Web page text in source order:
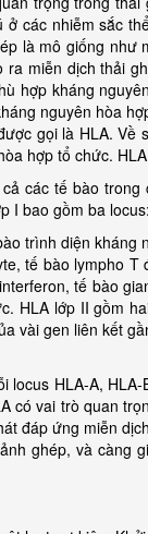
các nhiễm sắc
là mô giống như
miễn dịch thải
hợp kháng
nguyên hòa
gọi là HLA. Về
hợp tổ chức.
tế bào trong
I bao gồm ba
diện kháng
tế bào lympho T
tế bào
HLA lớp II gồm
vài gen liên kết
HLA-A, HLA-B,
có vai trò quan
đáp ứng miễn
ghép, và càng